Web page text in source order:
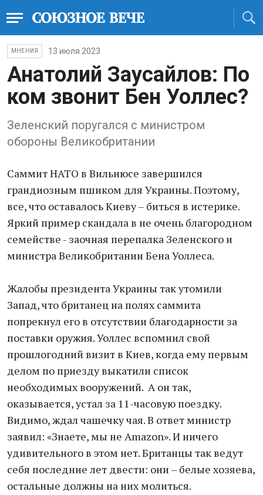
МНЕНИЯ 13 июля 2023
Анатолий Заусайлов: По
ком звонит Бен Уоллес?
Зеленский поругался с министром
обороны Великобритании
Саммит НАТО в Вильнюсе завершился
грандиозным пшиком для Украины. Поэтому,
все, что оставалось Киеву – биться в истерике.
Яркий пример скандала в не очень благородном
семействе - заочная перепалка Зеленского и
министра Великобритании Бена Уоллеса.
Жалобы президента Украины так утомили
Запад, что британец на полях саммита
попрекнул его в отсутствии благодарности за
поставки оружия. Уоллес вспомнил свой
прошлогодний визит в Киев, когда ему первым
делом по приезду выкатили список
необходимых вооружений. А он так,
оказывается, устал за 11-часовую поездку.
Видимо, ждал чашечку чая. В ответ министр
заявил: «Знаете, мы не Amazon». И ничего
удивительного в этом нет. Британцы так ведут
себя последние лет двести: они – белые хозяева,
остальные должны на них молиться.